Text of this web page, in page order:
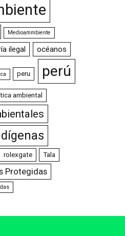
Medioammbiente
ilegal océanos
peru perú
ambiental
rolexgate Tala
Protegidas